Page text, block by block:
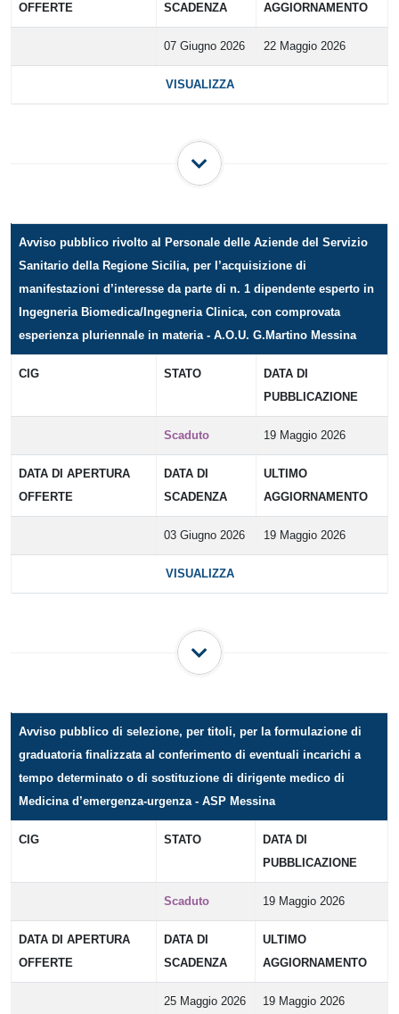
OFFERTE
SCADENZA
AGGIORNAMENTO
07 Giugno 2026 22 Maggio 2026
VISUALIZZA
Avviso pubblico rivolto al Personale delle Aziende del Servizio
Sanitario della Regione Sicilia, per l’acquisizione di
manifestazioni d’interesse da parte di n. 1 dipendente esperto in
Ingegneria Biomedica/Ingegneria Clinica, con comprovata
esperienza pluriennale in materia - A.O.U. G.Martino Messina
CIG STATO
DATA DI
PUBBLICAZIONE
Scaduto 19 Maggio 2026
DATA DI APERTURA
OFFERTE
DATA DI
SCADENZA
ULTIMO
AGGIORNAMENTO
03 Giugno 2026 19 Maggio 2026
VISUALIZZA
Avviso pubblico di selezione, per titoli, per la formulazione di
graduatoria finalizzata al conferimento di eventuali incarichi a
tempo determinato o di sostituzione di dirigente medico di
Medicina d’emergenza-urgenza - ASP Messina
CIG STATO
DATA DI
PUBBLICAZIONE
Scaduto 19 Maggio 2026
DATA DI APERTURA
OFFERTE
DATA DI
SCADENZA
ULTIMO
AGGIORNAMENTO
25 Maggio 2026 19 Maggio 2026